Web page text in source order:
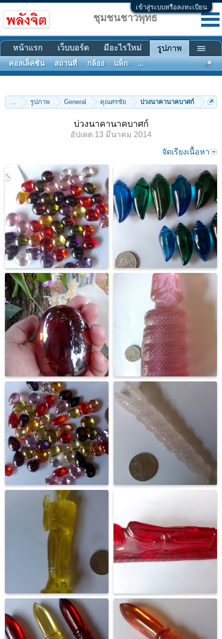
เข้าสู่ระบบหรือลงทะเบียน
... รูปภาพ General คุณศรชัย บ่วงนาคานาคบาศก์
บ่วงนาคานาคบาศก์
อัปเดต 13 มีนาคม 2014
จัดเรียงเนื้อหา
ชุมชนชาวพุทธ
หน้าแรก เว็บบอร์ด มีอะไรใหม่ รูปภาพ
คอลเล็คชั่น สถานที่ กล้อง แท็ก ...